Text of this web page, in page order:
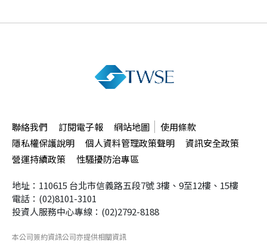
聯絡我們 訂閱電子報 網站地圖
使用條款
隱私權保護說明
個人資料管理政策聲明
資訊安全政策
營運持續政策
性騷擾防治專區
地址：110615 台北市信義路五段7號3樓、9至12樓、15樓
電話：(02)8101-3101
投資人服務中心專線：(02)2792-8188
本公司簽約資訊公司亦提供相關資訊